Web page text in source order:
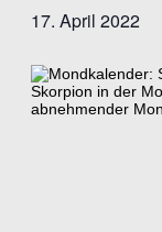
17. April 2022